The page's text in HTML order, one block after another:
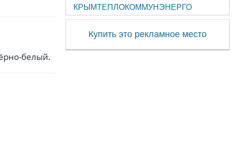
белый.
КРЫМТЕПЛОКОММУНЭНЕРГО
Купить это рекламное место